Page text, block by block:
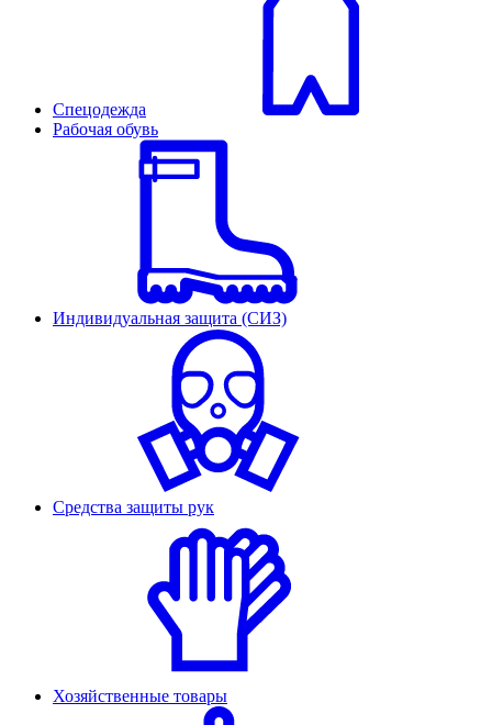
Спецодежда
Рабочая обувь
Индивидуальная защита (СИЗ)
Средства защиты рук
Хозяйственные товары